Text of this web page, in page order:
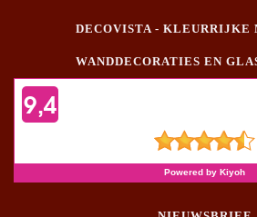
DECOVISTA - KLEURRIJKE
WANDDECORATIES EN